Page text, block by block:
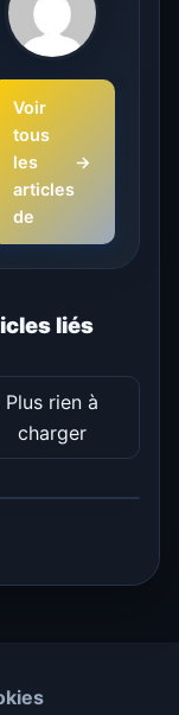
Voir
tous
les
articles
de
→
liés
Plus rien à
charger